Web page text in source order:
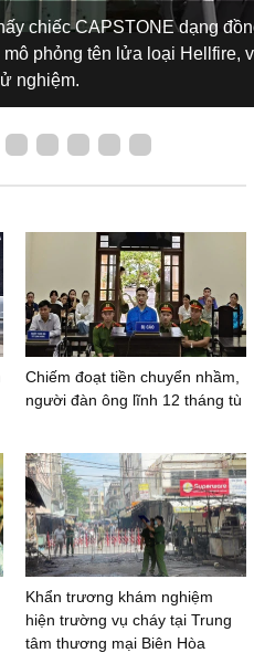
chiếc CAPSTONE dạng
mô phỏng tên lửa loại Hellfire,
nghiệm.
Chiếm đoạt tiền chuyển nhầm,
người đàn ông lĩnh 12 tháng tù
Khẩn trương khám nghiệm
hiện trường vụ cháy tại Trung
tâm thương mại Biên Hòa